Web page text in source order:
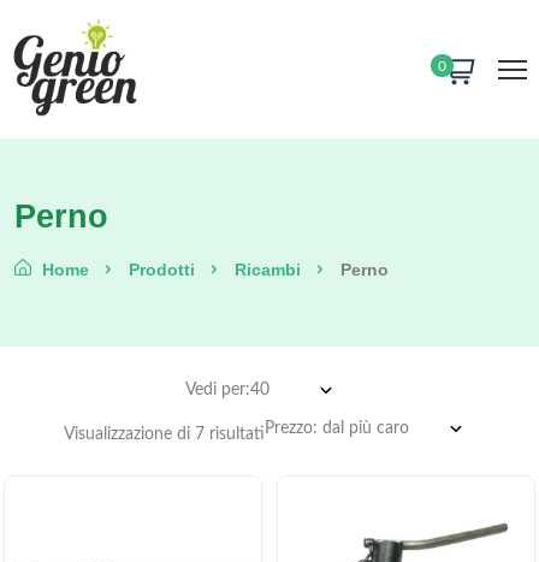
0
Perno
Home Prodotti Ricambi Perno
Vedi per:
Visualizzazione di 7 risultati